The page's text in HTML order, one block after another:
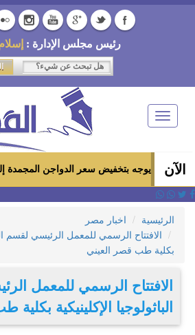
رئيس مجلس الإدارة :
Toggle
navigation
الآن
سعر الدواجن المجمدة إلى 100 جنيه للكيلو بالمجمعات الاستهلاكية ومعارض «أهلاً رمضان»
الرئيسية
اخبار مصر
الافتتاح الرسمي للمعمل الرئيسي لقسم
بكلية طب قصر العيني
الافتتاح الرسمي للمعمل
الباثولوجيا الإكلينيكية